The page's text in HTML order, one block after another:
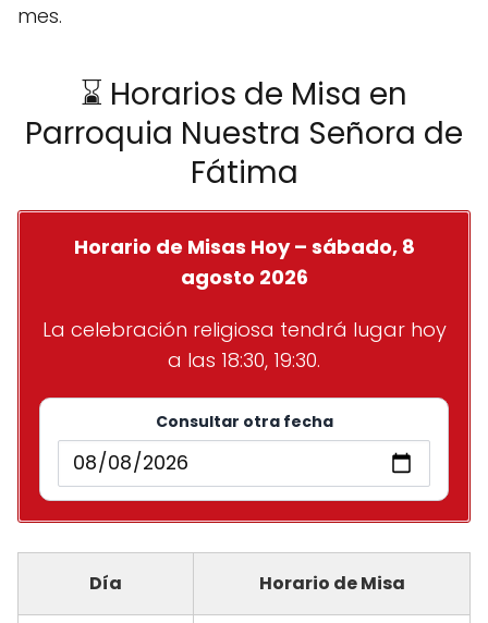
mes.
⌛ Horarios de Misa en
Parroquia Nuestra Señora de
Fátima
Horario de Misas Hoy – sábado, 8
agosto 2026
La celebración religiosa tendrá lugar hoy
a las 18:30, 19:30.
Consultar otra fecha
Día Horario de Misa